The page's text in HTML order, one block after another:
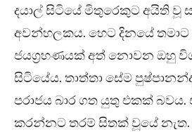
දයාල් සිටියේ මිතුරෙකුට අයිති වූ
අවන්හලකය. හෙට දිනයේ තමාට
ජයග්‍රහණයක් අත් නොවන ඔහු
සිටියේය. තාත්තා සේම
පරාජය බාර ගත යුතු එකක් බවය.
කරන්නට තරම් සිතක් වූයේ නැත.